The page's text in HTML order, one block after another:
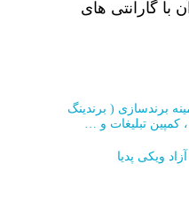
با گارانتی های
برندسازی ( برندینگ
کمپین تبلیغات و …
ویکی پدیا